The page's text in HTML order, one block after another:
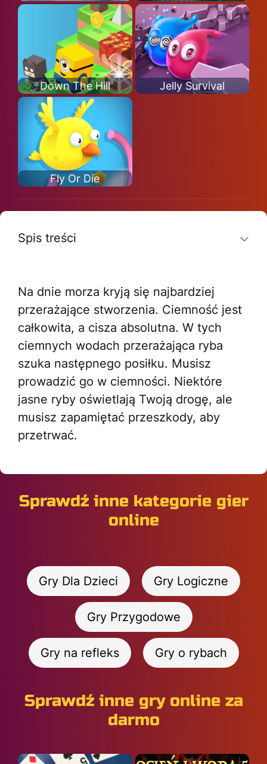
Down The Hill Jelly Survival
Fly Or Die
Spis treści
Na dnie morza kryją się najbardziej
przerażające stworzenia. Ciemność jest
całkowita, a cisza absolutna. W tych
ciemnych wodach przerażająca ryba
szuka następnego posiłku. Musisz
prowadzić go w ciemności. Niektóre
jasne ryby oświetlają Twoją drogę, ale
musisz zapamiętać przeszkody, aby
przetrwać.
Sprawdź inne kategorie gier
online
Gry Dla Dzieci Gry Logiczne
Gry Przygodowe
Gry na refleks Gry o rybach
Sprawdź inne gry online za
darmo